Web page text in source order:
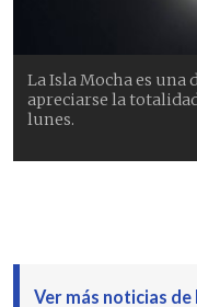
La Isla Mocha es una
apreciarse la
lunes.
Ver más noticias